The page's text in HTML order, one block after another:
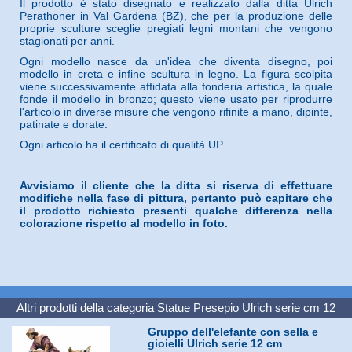
Il prodotto è stato disegnato e realizzato dalla ditta Ulrich
Perathoner in Val Gardena (BZ), che per la produzione delle
proprie sculture sceglie pregiati legni montani che vengono
stagionati per anni.
Ogni modello nasce da un'idea che diventa disegno, poi
modello in creta e infine scultura in legno. La figura scolpita
viene successivamente affidata alla fonderia artistica, la quale
fonde il modello in bronzo; questo viene usato per riprodurre
l'articolo in diverse misure che vengono rifinite a mano, dipinte,
patinate e dorate.
Ogni articolo ha il certificato di qualità UP.
Avvisiamo il cliente che la ditta si riserva di effettuare
modifiche nella fase di pittura, pertanto può capitare che
il prodotto richiesto presenti qualche differenza nella
colorazione rispetto al modello in foto.
Altri prodotti della categoria Statue Presepio Ulrich serie cm 12
Gruppo dell'elefante con sella e
gioielli Ulrich serie 12 cm